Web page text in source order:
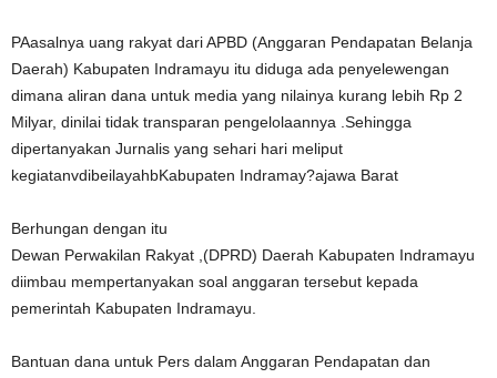
PAasalnya uang rakyat dari APBD (Anggaran Pendapatan Belanja
Daerah) Kabupaten Indramayu itu diduga ada penyelewengan
dimana aliran dana untuk media yang nilainya kurang lebih Rp 2
Milyar, dinilai tidak transparan pengelolaannya .Sehingga
dipertanyakan Jurnalis yang sehari hari meliput
kegiatanvdibeilayahbKabupaten Indramay?ajawa Barat
Berhungan dengan itu
Dewan Perwakilan Rakyat ,(DPRD) Daerah Kabupaten Indramayu
diimbau mempertanyakan soal anggaran tersebut kepada
pemerintah Kabupaten Indramayu.
Bantuan dana untuk Pers dalam Anggaran Pendapatan dan